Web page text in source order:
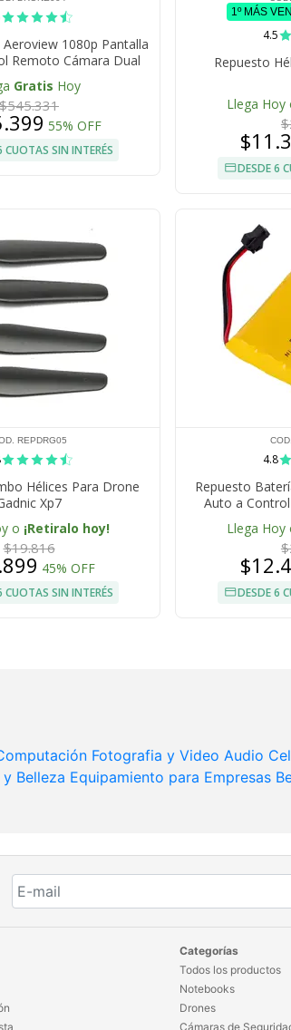
1080p Pantalla
Remoto Cámara Dual
Gratis Hoy
$545.331
55% OFF
CUOTAS SIN INTERÉS
1º MÁS
4.5
Repuesto
Llega Hoy
DESDE 6
REPDRG05
Hélices Para Drone
Xp7
o ¡Retiralo hoy!
$19.816
45% OFF
CUOTAS SIN INTERÉS
4.8
Repuesto
Auto a
Llega Hoy
DESDE 6
Fotografia y Video Audio
y Belleza Equipamiento para Empresas
Categorías
Todos los productos
Notebooks
Drones
Cámaras de